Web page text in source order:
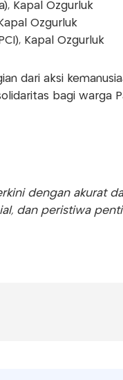
Kapal Ozgurluk
Ozgurluk
Kapal Ozgurluk
dari aksi
bagi warga
dengan akurat
dan peristiwa